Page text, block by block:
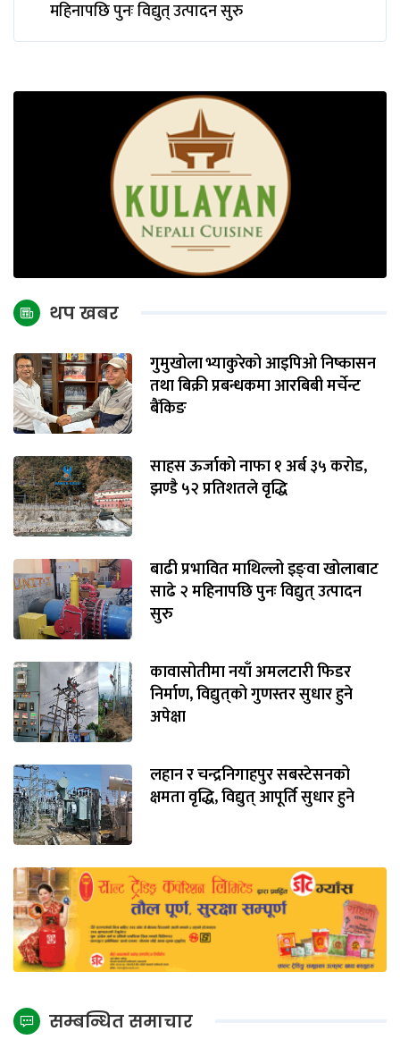
महिनापछि पुनः विद्युत् उत्पादन सुरु
थप खबर
गुमुखोला भ्याकुरेको आइपिओ निष्कासन
तथा बिक्री प्रबन्धकमा आरबिबी मर्चेन्ट
बैंकिङ
साहस ऊर्जाको नाफा १ अर्ब ३५ करोड,
झण्डै ५२ प्रतिशतले वृद्धि
बाढी प्रभावित माथिल्लो इङ्‌वा खोलाबाट
साढे २ महिनापछि पुनः विद्युत् उत्पादन
सुरु
कावासोतीमा नयाँ अमलटारी फिडर
निर्माण, विद्युत्‌को गुणस्तर सुधार हुने
अपेक्षा
लहान र चन्द्रनिगाहपुर सबस्टेसनको
क्षमता वृद्धि, विद्युत् आपूर्ति सुधार हुने
सम्बन्धित समाचार